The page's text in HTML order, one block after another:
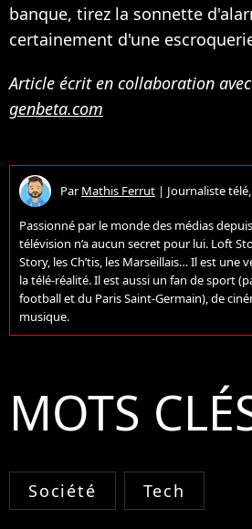
banque, tirez la sonnette
certainement d'une
Article écrit en collaboration
genbeta.com
ParMathis Ferrut | Journaliste
Passionné par le monde des médias
télévision n’a aucun secret pour lui. Loft
Story, les Ch’tis, les Marseillais… Il est une
la télé-réalité. Il est aussi un fan de sport
football et du Paris Saint-Germain), de
musique.
MOTS
Société Tech